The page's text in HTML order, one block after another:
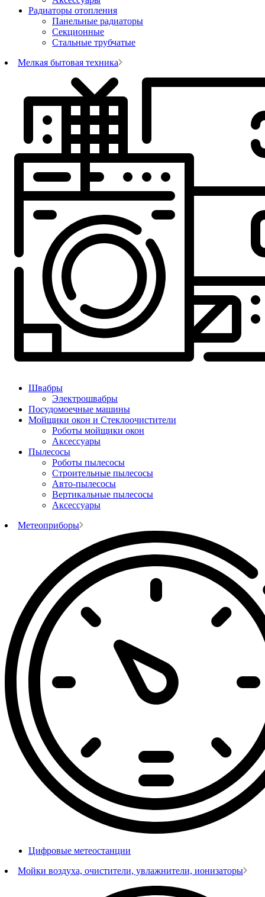
Радиаторы отопления
Панельные радиаторы
Секционные
Стальные трубчатые
Мелкая бытовая техника
Швабры
Электрошвабры
Посудомоечные машины
Мойщики окон и Стеклоочистители
Роботы мойщики окон
Аксессуары
Пылесосы
Роботы пылесосы
Строительные пылесосы
Авто-пылесосы
Вертикальные пылесосы
Аксессуары
Метеоприборы
Цифровые метеостанции
Мойки воздуха, очистители, увлажнители, ионизаторы